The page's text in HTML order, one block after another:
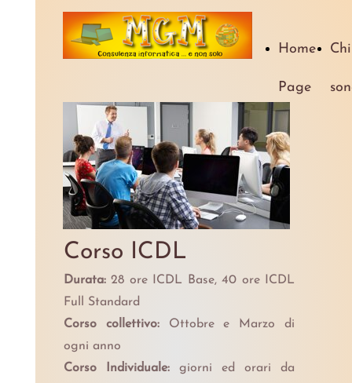
Home
Page
Chi
Corso ICDL
Durata:28 ore ICDL Base, 40 ore ICDL
Full Standard
Corso collettivo: Ottobre e Marzo di
ogni anno
Corso Individuale: giorni ed orari da